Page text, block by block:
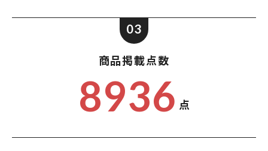
03
商品掲載点数
8936 点